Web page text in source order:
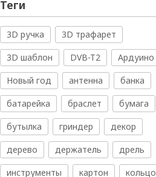
Теги
3D ручка
3D трафарет
3D шаблон
DVB-T2
Ардуино
Новый год
антенна
банка
батарейка
браслет
бумага
бутылка
гриндер
декор
дерево
держатель
дрель
инструменты
картон
кольцо